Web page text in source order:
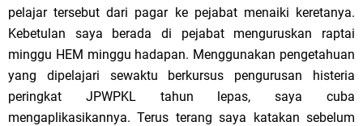
pelajar tersebut dari pagar ke pejabat menaiki keretanya.
Kebetulan saya berada di pejabat menguruskan raptai
minggu HEM minggu hadapan. Menggunakan pengetahuan
yang dipelajari sewaktu berkursus pengurusan histeria
peringkat JPWPKL tahun lepas, saya cuba
mengaplikasikannya. Terus terang saya katakan sebelum